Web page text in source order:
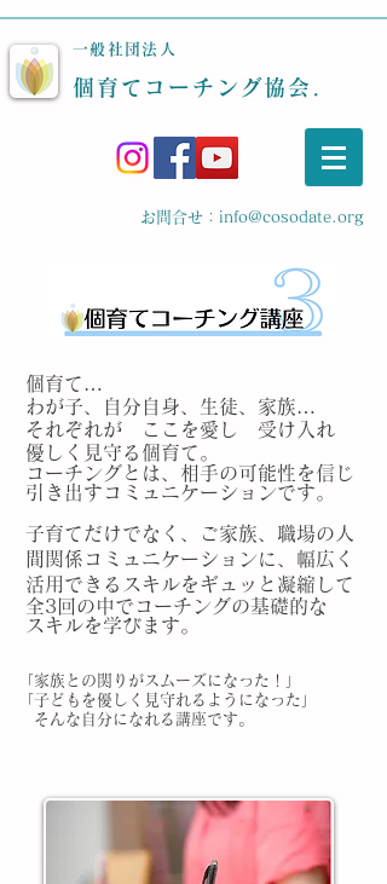
一般社団法人
個育て​コーチング協会．
​​お問合せ： info@cosodate.org
個育て…
わが子、自分自身、生徒、家族…
それぞれが ここを愛し 受け入れ
優しく見守る個育て。
コーチングとは、相手の可能性を信じ
引き出すコミュニケーションです。
子育てだけでなく、ご家族、職場の人
間関係 コミュニケーションに、幅広く
活用できるスキルをギュッと凝縮して
全3回の中でコーチングの基礎的な
スキルを学びます。
「家族との関りがスムーズになった！」
「子どもを優しく見守れるようになった」
​ そんな自分になれる講座です。